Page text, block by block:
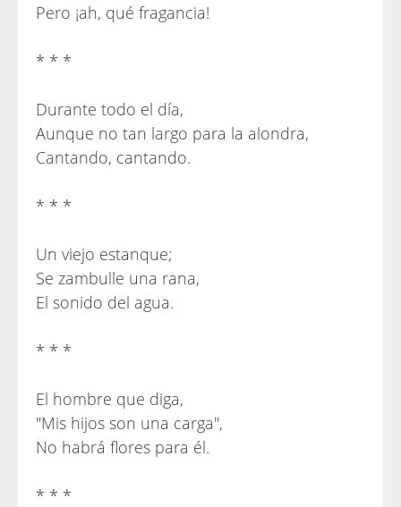
Pero ¡ah, qué fragancia!
* * *
Durante todo el día,
Aunque no tan largo para la alondra,
Cantando, cantando.
* * *
Un viejo estanque;
Se zambulle una rana,
El sonido del agua.
* * *
El hombre que diga,
"Mis hijos son una carga",
No habrá flores para él.
* * *